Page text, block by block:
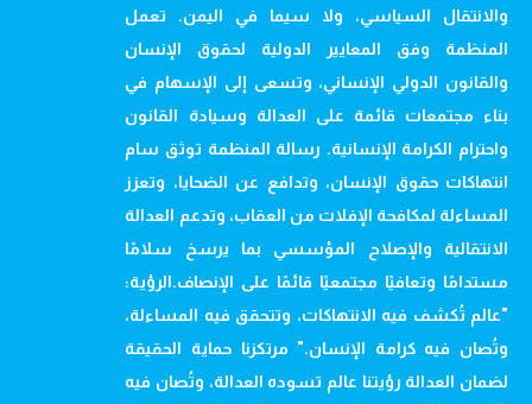
والانتقال السياسي، ولا سيما في اليمن. تعمل
المنظمة وفق المعايير الدولية لحقوق الإنسان
والقانون الدولي الإنساني، وتسعى إلى الإسهام في
بناء مجتمعات قائمة على العدالة وسيادة القانون
واحترام الكرامة الإنسانية. رسالة المنظمة توثق سام
انتهاكات حقوق الإنسان، وتدافع عن الضحايا، وتعزز
المساءلة لمكافحة الإفلات من العقاب، وتدعم العدالة
الانتقالية والإصلاح المؤسسي بما يرسخ سلامًا
مستدامًا وتعافيًا مجتمعيًا قائمًا على الإنصاف.الرؤية:
"عالم تُكشف فيه الانتهاكات، وتتحقق فيه المساءلة،
وتُصان فيه كرامة الإنسان." مرتكزنا حماية الحقيقة
لضمان العدالة رؤيتنا عالم تسوده العدالة، وتُصان فيه